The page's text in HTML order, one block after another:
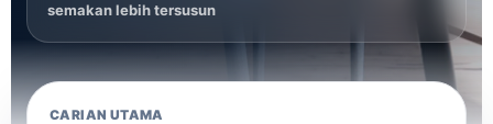
semakan lebih tersusun
CARIAN UTAMA